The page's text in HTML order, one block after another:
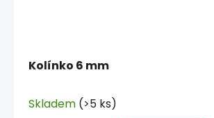
Kolínko 6 mm
Skladem (>5 ks)